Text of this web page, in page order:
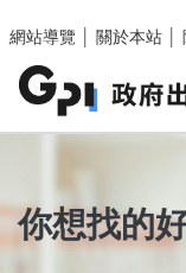
網站導覽
關於本站
你想找的